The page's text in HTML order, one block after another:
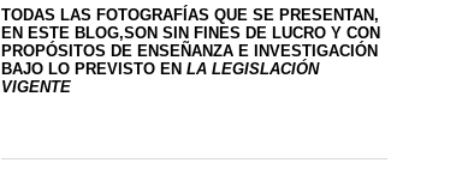
TODAS LAS FOTOGRAFÍAS QUE SE PRESENTAN,
EN ESTE BLOG,SON SIN FINES DE LUCRO Y CON
PROPÓSITOS DE ENSEÑANZA E INVESTIGACIÓN
BAJO LO PREVISTO EN LA LEGISLACIÓN
VIGENTE